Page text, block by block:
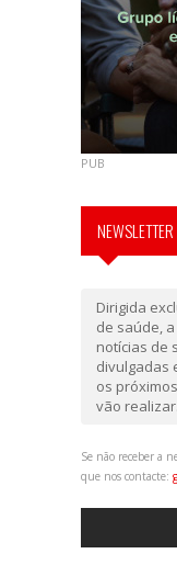
PUB
Dirigida
de saúde,
notícias de
divulgadas
os
vão realizar.
Se não receber a
que nos contacte: